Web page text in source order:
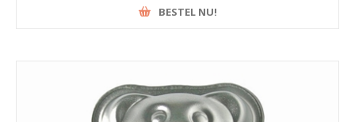
BESTEL NU!